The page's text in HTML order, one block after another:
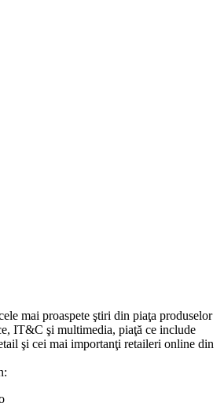
mai proaspete ştiri din piaţa produselor
IT&C şi multimedia, piaţă ce include
şi cei mai importanţi retaileri online din